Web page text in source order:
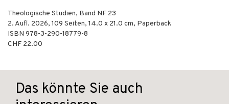
Theologische Studien, Band NF 23
2. Aufl. 2026, 109 Seiten, 14.0 x 21.0 cm, Paperback
ISBN 978-3-290-18779-8
CHF 22.00
Das könnte Sie auch